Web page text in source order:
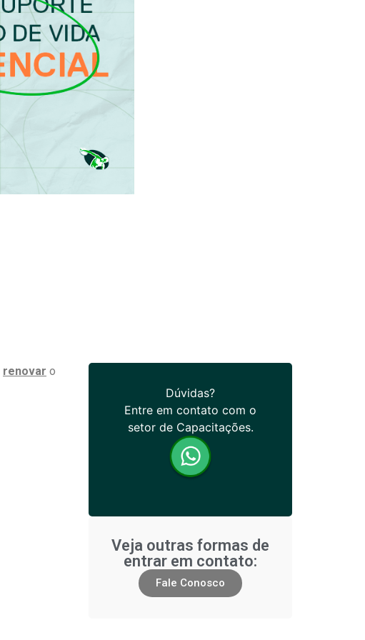
renovar o
Dúvidas?
Entre em contato com o
setor de Capacitações.
Veja outras formas de
entrar em contato:
Fale Conosco